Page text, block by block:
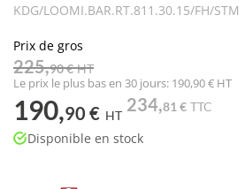
KDG/LOOMI.BAR.RT.811.30.15/FH/STM
Prix de gros
225,90 € HT
Le prix le plus bas en 30 jours: 190,90 € HT
190,90 € HT
234,81 € TTC
Disponible en stock